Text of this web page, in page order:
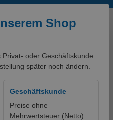
Shop
oder Geschäftskunde
später noch ändern.
Geschäftskunde
Preise ohne
Mehrwertsteuer (Netto)